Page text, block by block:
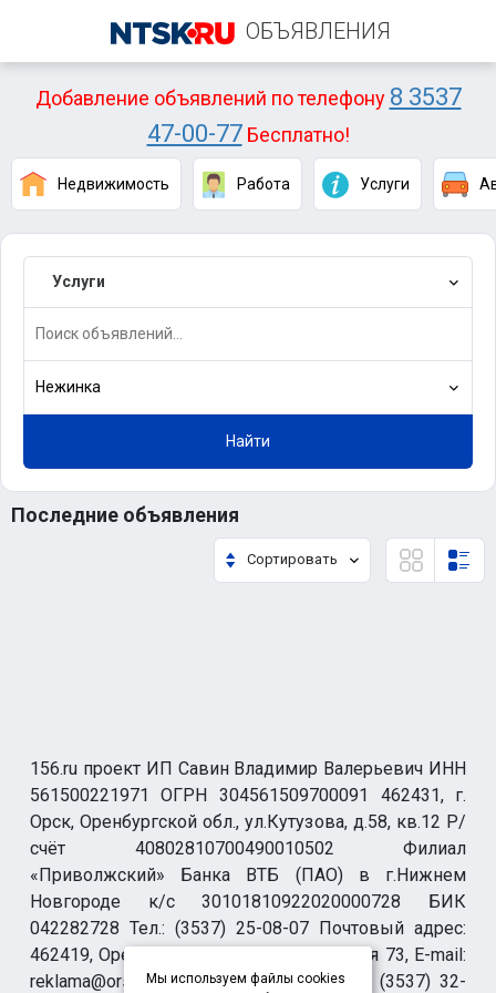
ОБЪЯВЛЕНИЯ
Добавление объявлений по телефону 8 3537
47-00-77Бесплатно!
Недвижимость Работа Услуги
Услуги
Нежинка
Найти
Последние объявления
Сортировать
156.ru проект ИП Савин Владимир Валерьевич ИНН
561500221971 ОГРН 304561509700091 462431, г.
Орск, Оренбургской обл., ул.Кутузова, д.58, кв.12 Р/
счёт 40802810700490010502 Филиал
«Приволжский» Банка ВТБ (ПАО) в г.Нижнем
Новгороде к/с 30101810922020000728 БИК
042282728 Тел.: (3537) 25-08-07 Почтовый адрес:
462419, Оренбургская обл., г. Орск-19 а/я 73, E-mail:
reklama@orsk.ru ТЕЛЕФОН МОДЕРАЦИИ (3537) 32-
Мы используем файлы cookies